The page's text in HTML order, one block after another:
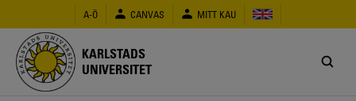
huvudinnehåll
A-Ö CANVAS MITT KAU
KARLSTADS
UNIVERSITET